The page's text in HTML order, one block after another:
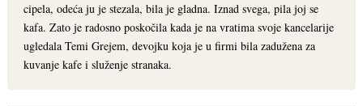
cipela, odeća ju je stezala, bila je gladna. Iznad svega, pila joj se
kafa. Zato je radosno poskočila kada je na vratima svoje kancelarije
ugledala Temi Grejem, devojku koja je u firmi bila zadužena za
kuvanje kafe i služenje stranaka.